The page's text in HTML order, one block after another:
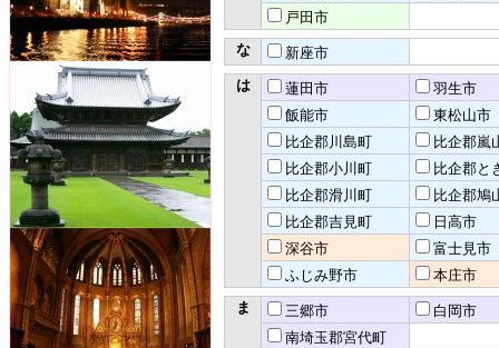
戸田市
な
新座市
は
蓮田市
羽生市
飯能市
東松山市
比企郡川島町
比企郡嵐
比企郡小川町
比企郡と
比企郡滑川町
比企郡鳩
比企郡吉見町
日高市
深谷市
富士見市
ふじみ野市
本庄市
ま
三郷市
白岡市
南埼玉郡宮代町